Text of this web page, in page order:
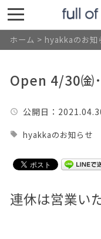
ホーム > hyakkaのお知
Open 4/30㈮
公開日 ：
hyakkaのお知らせ
連休は営業い